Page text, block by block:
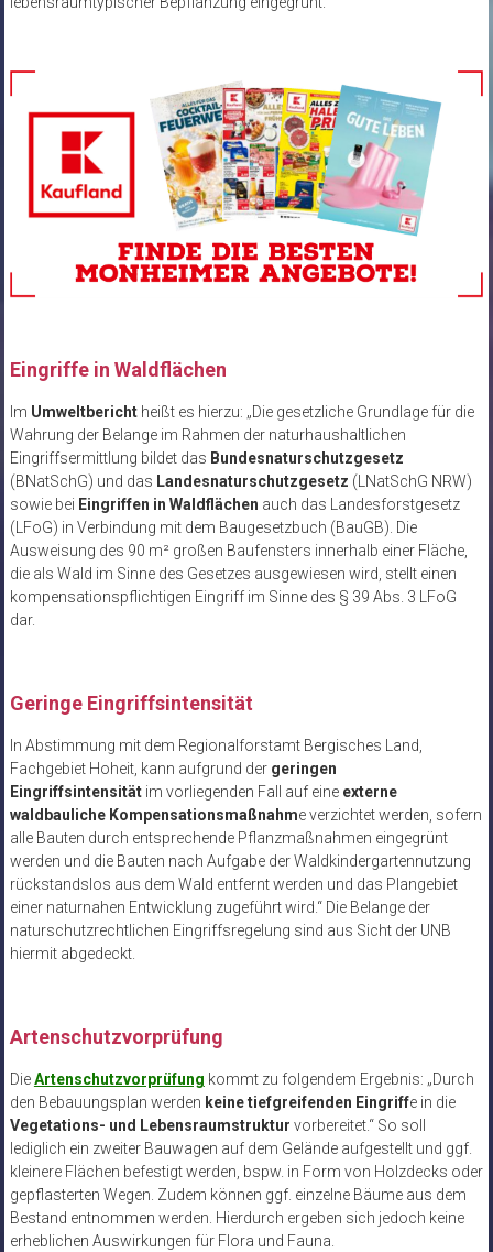
Eingriffe in Waldflächen
Im Umweltberichtheißt es hierzu: „Die gesetzliche Grundlage für die
Wahrung der Belange im Rahmen der naturhaushaltlichen
Eingriffsermittlung bildet das Bundesnaturschutzgesetz
(BNatSchG) und das Landesnaturschutzgesetz (LNatSchG NRW)
sowie bei Eingriffen in Waldflächen auch das Landesforstgesetz
(LFoG) in Verbindung mit dem Baugesetzbuch (BauGB). Die
Ausweisung des 90 m² großen Baufensters innerhalb einer Fläche,
die als Wald im Sinne des Gesetzes ausgewiesen wird, stellt einen
kompensationspflichtigen Eingriff im Sinne des § 39 Abs. 3 LFoG
dar.
Geringe Eingriffsintensität
In Abstimmung mit dem Regionalforstamt Bergisches Land,
Fachgebiet Hoheit, kann aufgrund der geringen
Eingriffsintensitätim vorliegenden Fall auf eine externe
waldbauliche Kompensationsmaßnahme verzichtet werden, sofern
alle Bauten durch entsprechende Pflanzmaßnahmen eingegrünt
werden und die Bauten nach Aufgabe der Waldkindergartennutzung
rückstandslos aus dem Wald entfernt werden und das Plangebiet
einer naturnahen Entwicklung zugeführt wird.“ Die Belange der
naturschutzrechtlichen Eingriffsregelung sind aus Sicht der UNB
hiermit abgedeckt.
Artenschutzvorprüfung
DieArtenschutzvorprüfung kommt zu folgendem Ergebnis: „Durch
den Bebauungsplan werden keine tiefgreifenden Eingriffe in die
Vegetations- und Lebensraumstruktur vorbereitet.“ So soll
lediglich ein zweiter Bauwagen auf dem Gelände aufgestellt und ggf.
kleinere Flächen befestigt werden, bspw. in Form von Holzdecks oder
gepflasterten Wegen. Zudem können ggf. einzelne Bäume aus dem
Bestand entnommen werden. Hierdurch ergeben sich jedoch keine
erheblichen Auswirkungen für Flora und Fauna.